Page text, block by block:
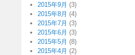
2015年9月 (3)
2015年8月 (4)
2015年7月 (3)
2015年6月 (3)
2015年5月 (8)
2015年4月 (2)